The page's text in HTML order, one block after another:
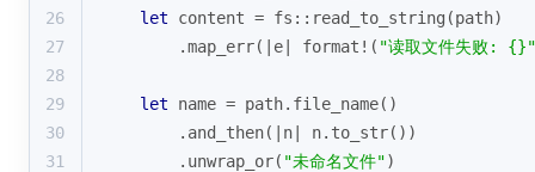
26
let content = fs::read_to_string(path)
27
        .map_err(|e|
format! ( "读取文件失败: {}"
28
29
let name = path.file_name()
30
        .and_then(|n| n.to_str())
31
        .unwrap_or(
"未命名文件")